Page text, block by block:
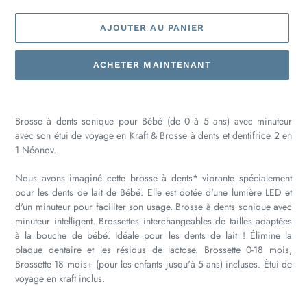
AJOUTER AU PANIER
ACHETER MAINTENANT
d'un
produit
à
votre
panier
Brosse à dents sonique pour Bébé (de 0 à 5 ans) avec minuteur
avec son étui de voyage en Kraft & Brosse à dents et dentifrice 2 en
1 Néonov.
Nous avons imaginé cette brosse à dents* vibrante spécialement
pour les dents de lait de Bébé. Elle est dotée d'une lumière LED et
d'un minuteur pour faciliter son usage. Brosse à dents sonique avec
minuteur intelligent. Brossettes interchangeables de tailles adaptées
à la bouche de bébé. Idéale pour les dents de lait ! Élimine la
plaque dentaire et les résidus de lactose. Brossette 0-18 mois,
Brossette 18 mois+ (pour les enfants jusqu'à 5 ans) incluses. Étui de
voyage en kraft inclus.